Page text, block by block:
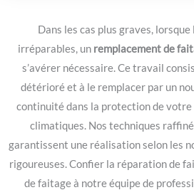
Dans les cas plus graves,
irréparables, un remplacement de
s’avérer nécessaire. Ce travail
détérioré et à le remplacer par un
continuité dans la protection de votre
climatiques. Nos techniques
garantissent une réalisation selon les
rigoureuses. Confier la réparation de
de faitage à notre équipe de